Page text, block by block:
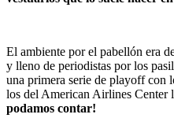
El ambiente por el pabellón era
y lleno de periodistas por los
una primera serie de playoff con
los del American Airlines Center
podamos contar!